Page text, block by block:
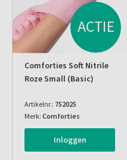
ACTIE
Comforties Soft Nitrile
Roze Small (basic)
Artikelnr.: 752025
Merk: Comforties
Inloggen